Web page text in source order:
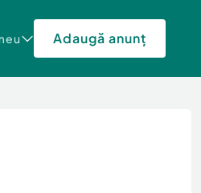
Adaugă anunț